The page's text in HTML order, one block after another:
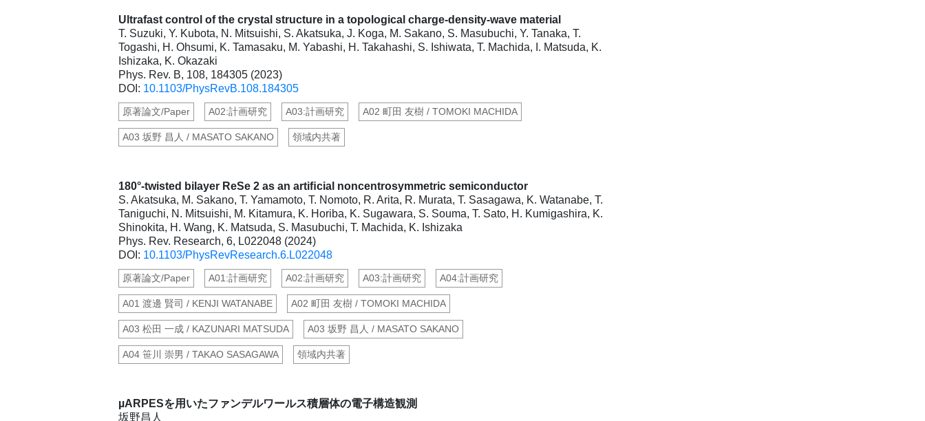
Ultrafast control of the crystal structure in a topological charge-density-wave material
T. Suzuki, Y. Kubota, N. Mitsuishi, S. Akatsuka, J. Koga, M. Sakano, S. Masubuchi, Y. Tanaka, T.
Togashi, H. Ohsumi, K. Tamasaku, M. Yabashi, H. Takahashi, S. Ishiwata, T. Machida, I. Matsuda, K.
Ishizaka, K. Okazaki
Phys. Rev. B, 108, 184305 (2023)
DOI: 10.1103/PhysRevB.108.184305
原著論文/Paper A02:計画研究 A03:計画研究 A02 町田 友樹 / TOMOKI MACHIDA
A03 坂野 昌人 / MASATO SAKANO 領域内共著
180°-twisted bilayer ReSe 2 as an artiﬁcial noncentrosymmetric semiconductor
S. Akatsuka, M. Sakano, T. Yamamoto, T. Nomoto, R. Arita, R. Murata, T. Sasagawa, K. Watanabe, T.
Taniguchi, N. Mitsuishi, M. Kitamura, K. Horiba, K. Sugawara, S. Souma, T. Sato, H. Kumigashira, K.
Shinokita, H. Wang, K. Matsuda, S. Masubuchi, T. Machida, K. Ishizaka
Phys. Rev. Research, 6, L022048 (2024)
DOI: 10.1103/PhysRevResearch.6.L022048
原著論文/Paper A01:計画研究 A02:計画研究 A03:計画研究 A04:計画研究
A01 渡邊 賢司 / KENJI WATANABE A02 町田 友樹 / TOMOKI MACHIDA
A03 松田 一成 / KAZUNARI MATSUDA A03 坂野 昌人 / MASATO SAKANO
A04 笹川 崇男 / TAKAO SASAGAWA 領域内共著
µARPESを用いたファンデルワールス積層体の電子構造観測
坂野昌人